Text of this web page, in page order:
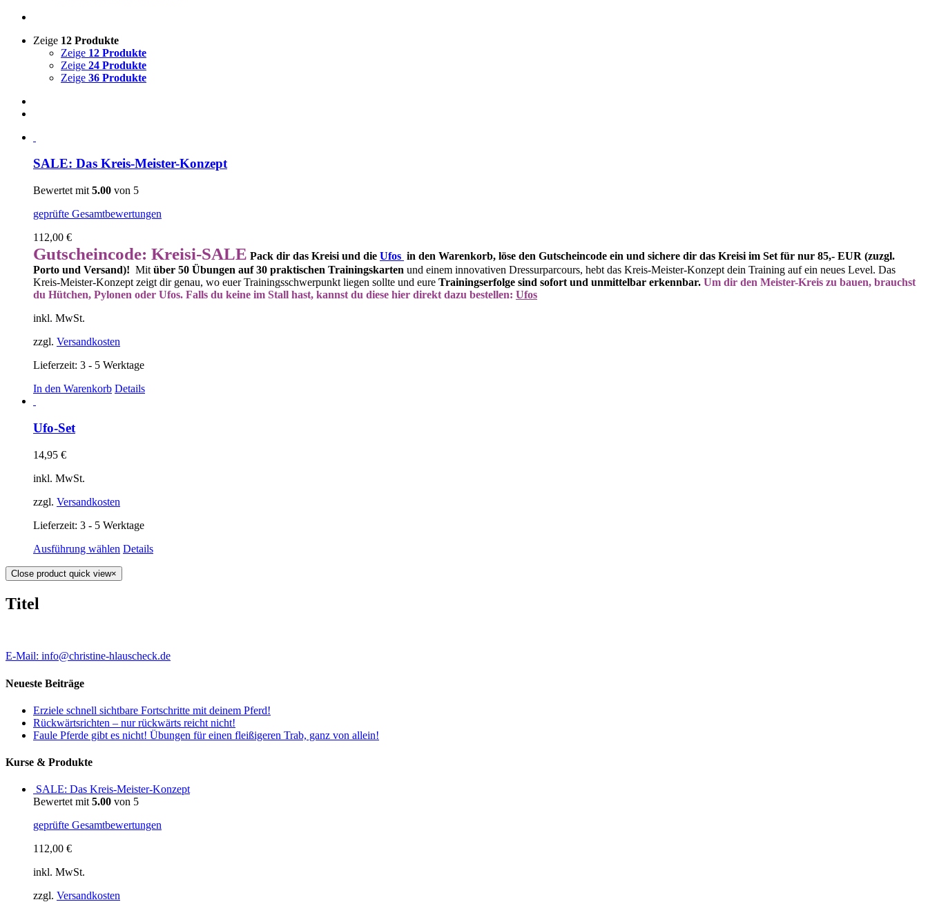
Zeige 12 Produkte
Zeige 12 Produkte
Zeige 24 Produkte
Zeige 36 Produkte
SALE: Das Kreis-Meister-Konzept
Bewertet mit 5.00 von 5
geprüfte Gesamtbewertungen
112,00 €
Gutscheincode: Kreisi-SALE Pack dir das Kreisi und die Ufos in den Warenkorb, löse den Gutscheincode ein und sichere dir das Kreisi im Set für nur 85,- EUR (zuzgl.
Porto und Versand)! Mit über 50 Übungen auf 30 praktischen Trainingskarten und einem innovativen Dressurparcours, hebt das Kreis-Meister-Konzept dein Training auf ein neues Level. Das
Kreis-Meister-Konzept zeigt dir genau, wo euer Trainingsschwerpunkt liegen sollte und eure Trainingserfolge sind sofort und unmittelbar erkennbar. Um dir den Meister-Kreis zu bauen, brauchst
du Hütchen, Pylonen oder Ufos. Falls du keine im Stall hast, kannst du diese hier direkt dazu bestellen: Ufos
inkl. MwSt.
zzgl. Versandkosten
Lieferzeit: 3 - 5 Werktage
In den Warenkorb Details
Ufo-Set
14,95 €
inkl. MwSt.
zzgl. Versandkosten
Lieferzeit: 3 - 5 Werktage
Ausführung wählen Details
Close product quick view×
Titel
E-Mail: info@christine-hlauscheck.de
Neueste Beiträge
Erziele schnell sichtbare Fortschritte mit deinem Pferd!
Rückwärtsrichten – nur rückwärts reicht nicht!
Faule Pferde gibt es nicht! Übungen für einen fleißigeren Trab, ganz von allein!
Kurse & Produkte
SALE: Das Kreis-Meister-Konzept
Bewertet mit5.00 von 5
geprüfte Gesamtbewertungen
112,00 €
inkl. MwSt.
zzgl. Versandkosten